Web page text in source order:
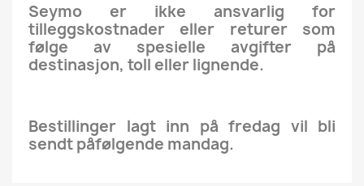
Seymo er ikke ansvarlig for
tilleggskostnader eller returer som
følge av spesielle avgifter på
destinasjon, toll eller lignende.
Bestillinger lagt inn på fredag ​​vil bli
sendt påfølgende mandag.